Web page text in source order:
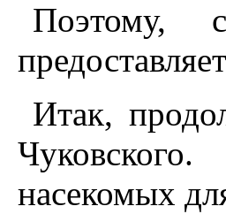
Поэтому,
Итак,
насекомых